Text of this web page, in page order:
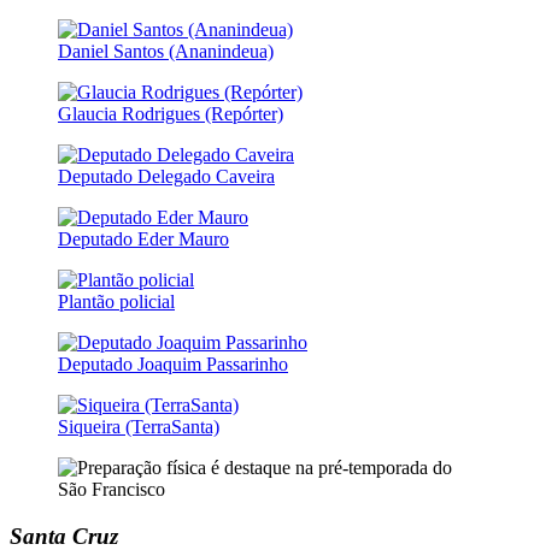
Daniel Santos (Ananindeua)
Glaucia Rodrigues (Repórter)
Deputado Delegado Caveira
Deputado Eder Mauro
Plantão policial
Deputado Joaquim Passarinho
Siqueira (TerraSanta)
Santa Cruz